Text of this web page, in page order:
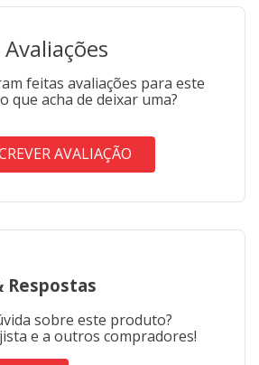
Avaliações
feitas avaliações para este
que acha de deixar uma?
AVALIAÇÃO
Respostas
sobre este produto?
e a outros compradores!